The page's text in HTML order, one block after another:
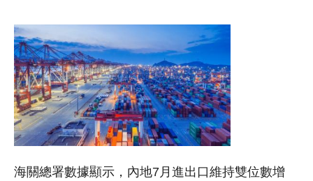
海關總署數據顯示，內地7月進出口維持雙位數增